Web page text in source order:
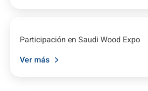
Participación en Saudi Wood Expo
Ver más